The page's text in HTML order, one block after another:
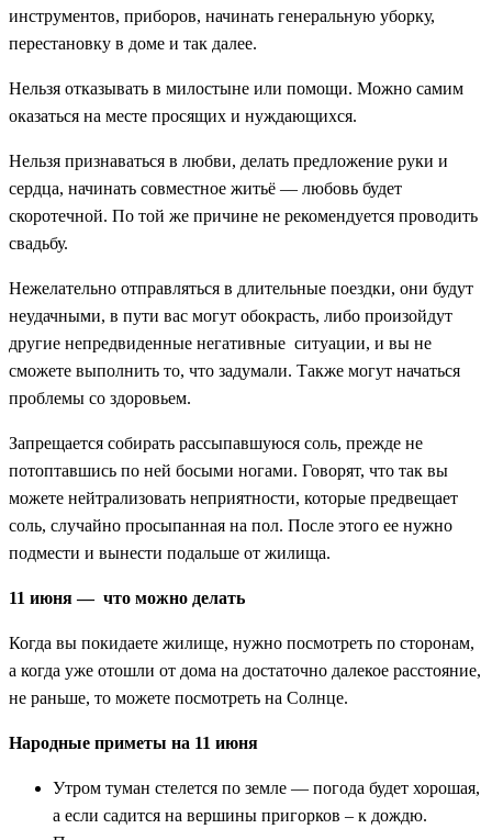
инструментов, приборов, начинать генеральную уборку,
перестановку в доме и так далее.
Нельзя отказывать в милостыне или помощи. Можно самим
оказаться на месте просящих и нуждающихся.
Нельзя признаваться в любви, делать предложение руки и
сердца, начинать совместное житьё — любовь будет
скоротечной. По той же причине не рекомендуется проводить
свадьбу.
Нежелательно отправляться в длительные поездки, они будут
неудачными, в пути вас могут обокрасть, либо произойдут
другие непредвиденные негативные ситуации, и вы не
сможете выполнить то, что задумали. Также могут начаться
проблемы со здоровьем.
Запрещается собирать рассыпавшуюся соль, прежде не
потоптавшись по ней босыми ногами. Говорят, что так вы
можете нейтрализовать неприятности, которые предвещает
соль, случайно просыпанная на пол. После этого ее нужно
подмести и вынести подальше от жилища.
11 июня — что можно делать
Когда вы покидаете жилище, нужно посмотреть по сторонам,
а когда уже отошли от дома на достаточно далекое расстояние,
не раньше, то можете посмотреть на Солнце.
Народные приметы на 11 июня
Утром туман стелется по земле — погода будет хорошая,
а если садится на вершины пригорков – к дождю.